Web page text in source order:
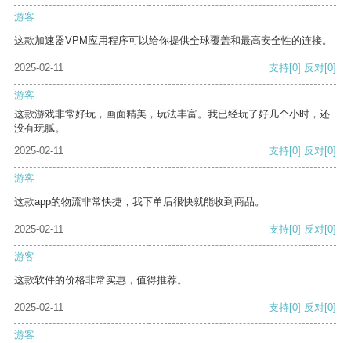
游客
这款加速器VPM应用程序可以给你提供全球覆盖和最高安全性的连接。
2025-02-11 支持[0] 反对[0]
游客
这款游戏非常好玩，画面精美，玩法丰富。我已经玩了好几个小时，还
没有玩腻。
2025-02-11
支持[0] 反对[0]
游客
这款app的物流非常快捷，我下单后很快就能收到商品。
2025-02-11 支持[0] 反对[0]
游客
这款软件的价格非常实惠，值得推荐。
2025-02-11 支持[0] 反对[0]
游客